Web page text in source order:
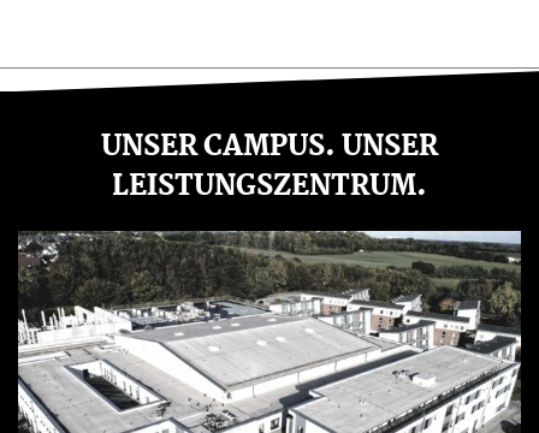
UNSER CAMPUS. UNSER
LEISTUNGSZENTRUM.